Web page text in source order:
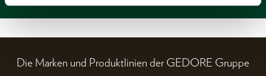
Die Marken und Produktlinien der GEDORE Gruppe